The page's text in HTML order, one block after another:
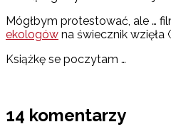
Mógłbym protestować, ale …
ekologów na świecznik wzięła
Książkę se poczytam …
14 komentarzy